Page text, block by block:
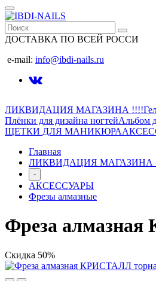
ДОСТАВКА ПО ВСЕЙ РОССИ
e-mail: info@ibdi-nails.ru
ЛИКВИДАЦИЯ МАГАЗИНА !!!!
Плёнки для дизайна ногтейАльбом
ЩЕТКИ ДЛЯ МАНИКЮРА
Главная
ЛИКВИДАЦИЯ МАГАЗИНА
-
АКСЕССУАРЫ
Фрезы алмазные
Фреза
Скидка 50%